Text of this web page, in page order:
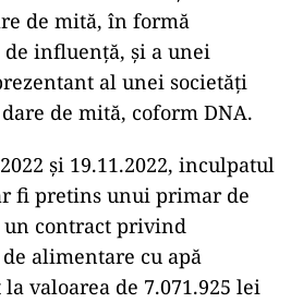
de mită, în formă
influenţă, şi a unei
al unei societăţi
de mită, coform DNA.
şi 19.11.2022, inculpatul
fi pretins unui primar de
un contract privind
alimentare cu apă
valoarea de 7.071.925 lei